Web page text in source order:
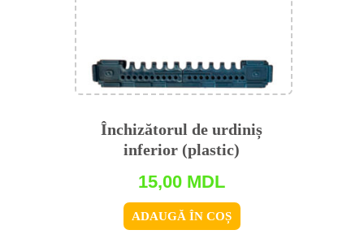
Închizătorul de urdiniș
inferior (plastic)
15,00 MDL
ADAUGĂ ÎN COȘ